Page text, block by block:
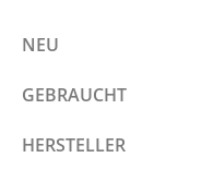
NEU
GEBRAUCHT
HERSTELLER